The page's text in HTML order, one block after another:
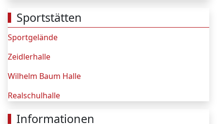
Sportstätten
Sportgelände
Zeidlerhalle
Wilhelm Baum Halle
Realschulhalle
Informationen